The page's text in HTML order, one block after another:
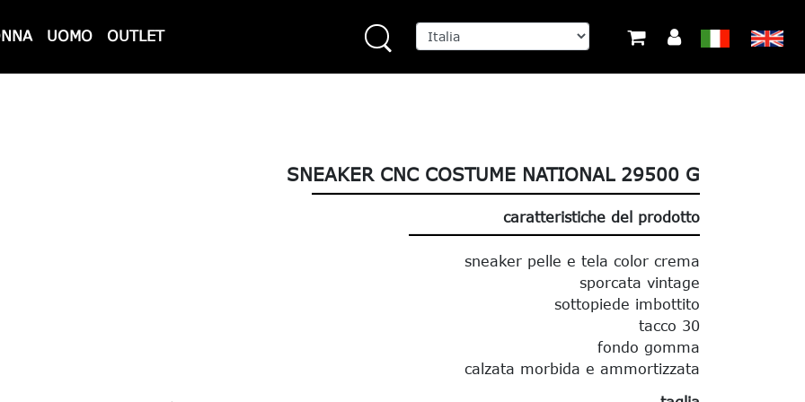
UOMO OUTLET
SNEAKER CNC COSTUME NATIONAL 29500 G
caratteristiche del prodotto
sneaker pelle e tela color crema
sporcata vintage
sottopiede imbottito
tacco 30
fondo gomma
calzata morbida e ammortizzata